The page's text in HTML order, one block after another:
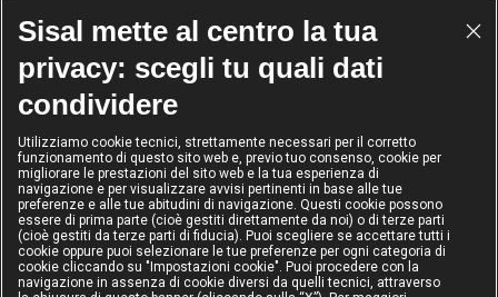
Riconoscimenti
2024
Operatore
dell'anno
2024
Operatore
Scommesse
sportive
2024
Operatore di
gioco sicuro
2024
Diversity &
Inclusion
Sisal mette al centro la tua
privacy: scegli tu quali dati
condividere
Utilizziamo cookie tecnici, strettamente necessari per il corretto
funzionamento di questo sito web e, previo tuo consenso, cookie per
migliorare le prestazioni del sito web e la tua esperienza di
navigazione e per visualizzare avvisi pertinenti in base alle tue
preferenze e alle tue abitudini di navigazione. Questi cookie possono
essere di prima parte (cioè gestiti direttamente da noi) o di terze parti
(cioè gestiti da terze parti di fiducia). Puoi scegliere se accettare tutti i
cookie oppure puoi selezionare le tue preferenze per ogni categoria di
cookie cliccando su "Impostazioni cookie". Puoi procedere con la
navigazione in assenza di cookie diversi da quelli tecnici, attraverso